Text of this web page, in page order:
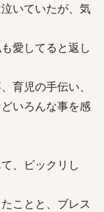
いていたが、気
愛してると返し
育児の手伝い、
いろんな事を感
、ビックリし
ことと、ブレス